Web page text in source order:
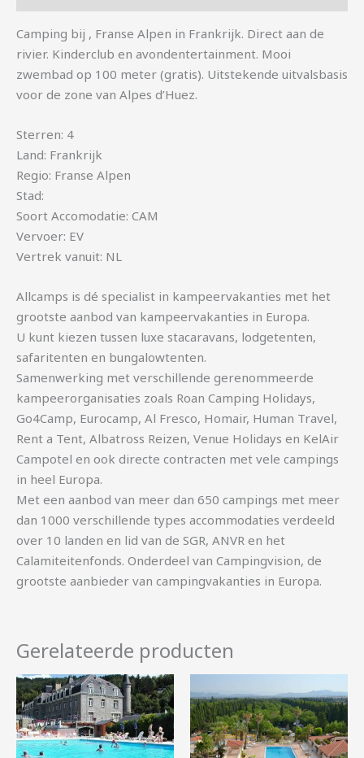
Camping bij , Franse Alpen in Frankrijk. Direct aan de
rivier. Kinderclub en avondentertainment. Mooi
zwembad op 100 meter (gratis). Uitstekende uitvalsbasis
voor de zone van Alpes d’Huez.
Sterren: 4
Land: Frankrijk
Regio: Franse Alpen
Stad:
Soort Accomodatie: CAM
Vervoer: EV
Vertrek vanuit: NL
Allcamps is dé specialist in kampeervakanties met het
grootste aanbod van kampeervakanties in Europa.
U kunt kiezen tussen luxe stacaravans, lodgetenten,
safaritenten en bungalowtenten.
Samenwerking met verschillende gerenommeerde
kampeerorganisaties zoals Roan Camping Holidays,
Go4Camp, Eurocamp, Al Fresco, Homair, Human Travel,
Rent a Tent, Albatross Reizen, Venue Holidays en KelAir
Campotel en ook directe contracten met vele campings
in heel Europa.
Met een aanbod van meer dan 650 campings met meer
dan 1000 verschillende types accommodaties verdeeld
over 10 landen en lid van de SGR, ANVR en het
Calamiteitenfonds. Onderdeel van Campingvision, de
grootste aanbieder van campingvakanties in Europa.
Gerelateerde producten